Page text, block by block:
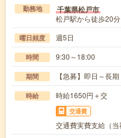
勤務地 千葉県松戸市
松戸駅から徒歩20分
曜日頻度 週5日
時間 9:30～18:00
期間 【急募】即日～長
時給 時給1650円＋交
交通費
交通費実費支給（当